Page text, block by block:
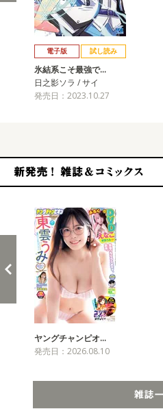
電子版 試し読み
氷結系こそ最強で…
日之影ソラ / サイ
発売日：2023.10.27
ヤングチャンピオ…
発売日：2026.08.10